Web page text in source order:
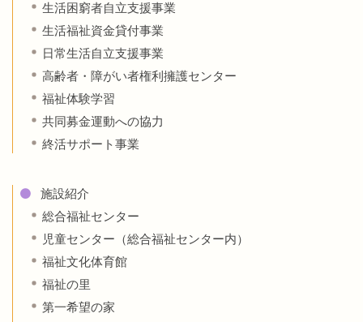
生活困窮者自立支援事業
生活福祉資金貸付事業
日常生活自立支援事業
高齢者・障がい者権利擁護センター
福祉体験学習
共同募金運動への協力
終活サポート事業
施設紹介
総合福祉センター
児童センター（総合福祉センター内）
福祉文化体育館
福祉の里
第一希望の家